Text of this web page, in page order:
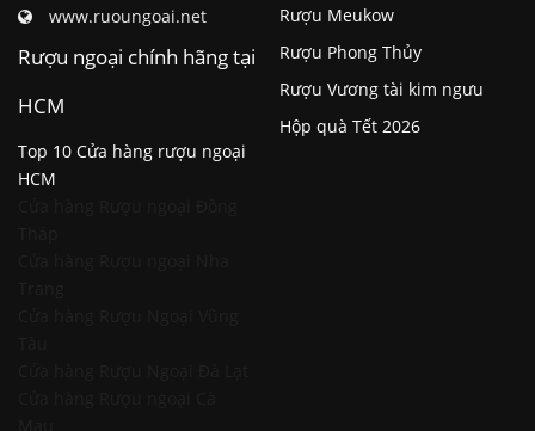
www.ruoungoai.net
Rượu ngoại chính hãng tại
HCM
Top 10 Cửa hàng rượu ngoại
HCM
Rượu Meukow
Rượu Phong Thủy
Rượu Vương tài kim ngưu
Hộp quà Tết 2026